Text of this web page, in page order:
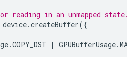
reading in an unmapped
device.createBuffer({
.COPY_DST | GPUBufferUsage.